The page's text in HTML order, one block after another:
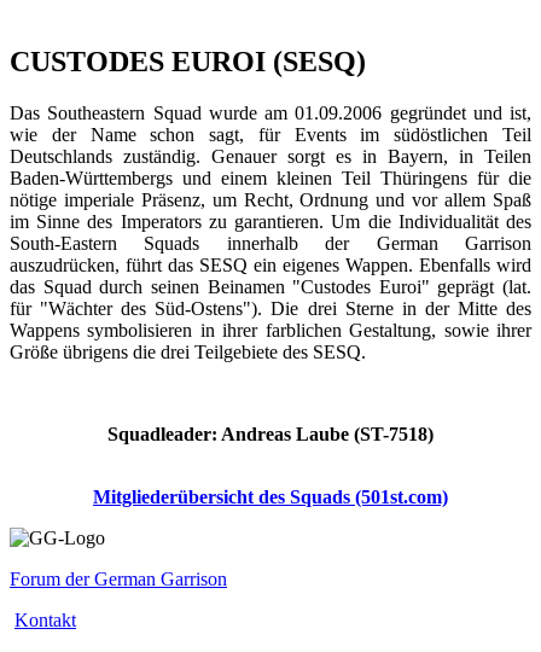
CUSTODES EUROI (SESQ)
Das Southeastern Squad wurde am 01.09.2006 gegründet und ist,
wie der Name schon sagt, für Events im südöstlichen Teil
Deutschlands zuständig. Genauer sorgt es in Bayern, in Teilen
Baden-Württembergs und einem kleinen Teil Thüringens für die
nötige imperiale Präsenz, um Recht, Ordnung und vor allem Spaß
im Sinne des Imperators zu garantieren. Um die Individualität des
South-Eastern Squads innerhalb der German Garrison
auszudrücken, führt das SESQ ein eigenes Wappen. Ebenfalls wird
das Squad durch seinen Beinamen "Custodes Euroi" geprägt (lat.
für "Wächter des Süd-Ostens"). Die drei Sterne in der Mitte des
Wappens symbolisieren in ihrer farblichen Gestaltung, sowie ihrer
Größe übrigens die drei Teilgebiete des SESQ.
Squadleader: Andreas Laube (ST-7518)
Mitgliederübersicht des Squads (501st.com)
Forum der German Garrison
Kontakt